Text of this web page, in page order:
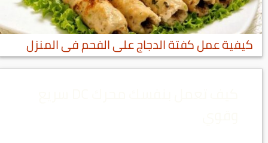
كيفية عمل كفتة الدجاج على الفحم فى المنزل